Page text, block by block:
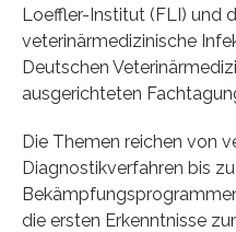
Loeffler-Institut (FLI) und
veterinärmedizinische
Deutschen
ausgerichteten
Die Themen reichen von
Diagnostikverfahren bis
die ersten Erkenntnisse